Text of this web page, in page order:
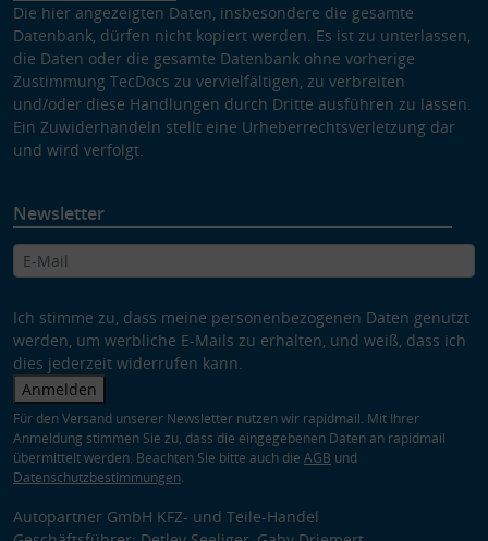
Die hier angezeigten Daten, insbesondere die gesamte
Datenbank, dürfen nicht kopiert werden. Es ist zu unterlassen,
die Daten oder die gesamte Datenbank ohne vorherige
Zustimmung TecDocs zu vervielfältigen, zu verbreiten
und/oder diese Handlungen durch Dritte ausführen zu lassen.
Ein Zuwiderhandeln stellt eine Urheberrechtsverletzung dar
und wird verfolgt.
Newsletter
Ich stimme zu, dass meine personenbezogenen Daten genutzt
werden, um werbliche E-Mails zu erhalten, und weiß, dass ich
dies jederzeit widerrufen kann.
Anmelden
Für den Versand unserer Newsletter nutzen wir rapidmail. Mit Ihrer
Anmeldung stimmen Sie zu, dass die eingegebenen Daten an rapidmail
übermittelt werden. Beachten Sie bitte auch die AGB und
Datenschutzbestimmungen.
Autopartner GmbH KFZ- und Teile-Handel